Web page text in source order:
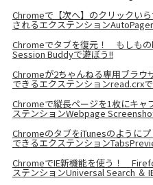
Chromeで【次へ】のクリックい
されるエクステンション
Chromeでタブを復元！ もしも
Session Buddyで遊ぼう!!
Chromeが2ちゃんねる専用ブラ
できるエクステンションread.crx
Chromeで縦長ページを1枚にキ
ステンションWebpage
ChromeのタブをiTunesのように
できるエクステンション
ChromeでIE新機能を使う！
ステンションUniversal Search ＆